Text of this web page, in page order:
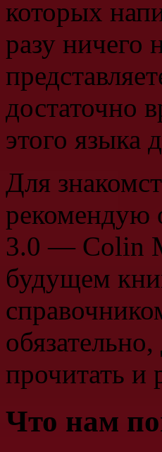
которых
разу ничего
достаточно
этого языка
Для
рекомендую
3.0 — Colin
будущем
прочитать и
Что нам